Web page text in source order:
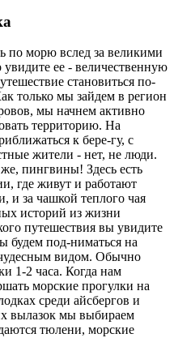
по морю вслед за великими
ее - величественную
становиться по-
только мы зайдем в регион
мы начнем активно
территорию. На
к бере-гу, с
жители - нет, не люди.
пингвины! Здесь есть
где живут и работают
и за чашкой теплого чая
историй из жизни
путешествия вы увидите
будем под-ниматься на
видом. Обычно
1-2 часа. Когда нам
морские прогулки на
среди айсбергов и
вылазок мы выбираем
тюлени, морские